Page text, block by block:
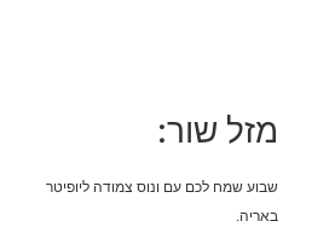
מזל שור:
שבוע שמח לכם עם ונוס צמודה ליופיטר
באריה.